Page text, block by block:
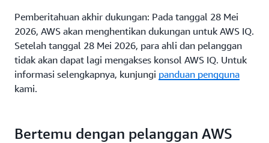
Pemberitahuan akhir dukungan: Pada tanggal 28 Mei
2026, AWS akan menghentikan dukungan untuk AWS IQ.
Setelah tanggal 28 Mei 2026, para ahli dan pelanggan
tidak akan dapat lagi mengakses konsol AWS IQ. Untuk
informasi selengkapnya, kunjungi panduan pengguna
kami.
Bertemu dengan pelanggan AWS